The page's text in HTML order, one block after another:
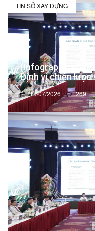
TIN SỞ XÂY DỰNG
(Infographic) Đắk
Định vị chiến lược
13/07/2026 269